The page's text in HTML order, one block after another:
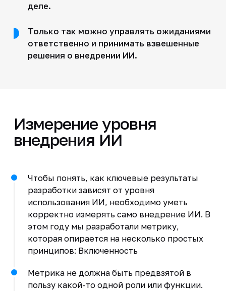
деле.
Только так можно управлять ожиданиями
ответственно и принимать взвешенные
решения о внедрении ИИ.
Измерение уровня
внедрения ИИ
Чтобы понять, как ключевые результаты
разработки зависят от уровня
использования ИИ, необходимо уметь
корректно измерять само внедрение ИИ. В
этом году мы разработали метрику,
которая опирается на несколько простых
принципов: Включенность
Метрика не должна быть предвзятой в
пользу какой-то одной роли или функции.